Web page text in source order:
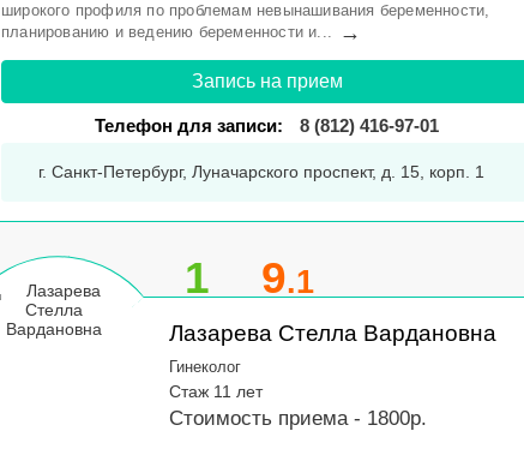
широкого профиля по проблемам невынашивания беременности,
планированию и ведению беременности и...
→
Запись на прием
Телефон для записи: 8 (812) 416-97-01
г. Санкт-Петербург, Луначарского проспект, д. 15, корп. 1
1 9.1
Лазарева Стелла Вардановна
Гинеколог
Стаж 11 лет
Стоимость приема - 1800р.